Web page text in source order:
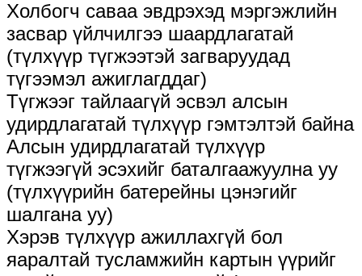
Холбогч саваа эвдрэхэд мэргэжлийн
засвар үйлчилгээ шаардлагатай
(түлхүүр түгжээтэй загваруудад
түгээмэл ажиглагддаг)
Түгжээг тайлаагүй эсвэл алсын
удирдлагатай түлхүүр гэмтэлтэй байна
Алсын удирдлагатай түлхүүр
түгжээгүй эсэхийг баталгаажуулна уу
(түлхүүрийн батерейны цэнэгийг
шалгана уу)
Хэрэв түлхүүр ажиллахгүй бол
яаралтай тусламжийн картын үүрийг